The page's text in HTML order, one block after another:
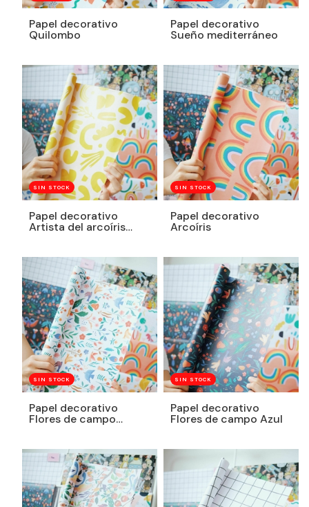
Papel decorativo
Quilombo
Papel decorativo
Sueño mediterráneo
SIN STOCK
Papel decorativo
Artista del arcoíris
SIN STOCK
Papel decorativo
Arcoíris
SIN STOCK
Papel decorativo
Flores de campo
SIN STOCK
Papel decorativo
Flores de campo Azul